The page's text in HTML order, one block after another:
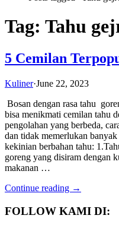
Tag: Tahu
5 Cemilan
Kuliner·June 22, 2023
Bosan dengan rasa tahu
bisa menikmati cemilan tahu
pengolahan yang berbeda,
dan tidak memerlukan
kekinian berbahan tahu:
goreng yang disiram dengan
makanan …
Continue reading →
FOLLOW KAMI DI: